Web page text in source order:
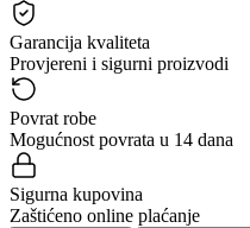
Garancija kvaliteta
Provjereni i sigurni proizvodi
Povrat robe
Mogućnost povrata u 14 dana
Sigurna kupovina
Zaštićeno online plaćanje